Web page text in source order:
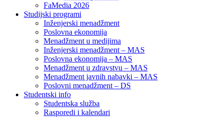
FaMedia 2026
Studijski programi
Inženjerski menadžment
Poslovna ekonomija
Menadžment u medijima
Inženjerski menadžment – MAS
Poslovna ekonomija – MAS
Menadžment u zdravstvu – MAS
Menadžment javnih nabavki – MAS
Poslovni menadžment – DS
Studentski info
Studentska služba
Rasporedi i kalendari